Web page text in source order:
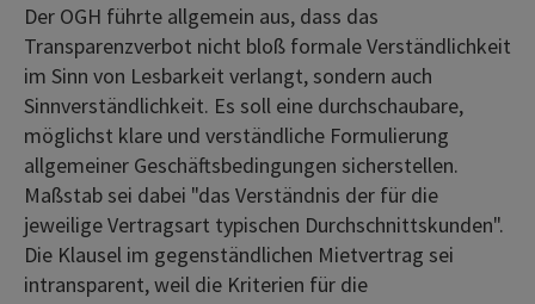
Der OGH führte allgemein aus, dass das
Transparenzverbot nicht bloß formale Verständlichkeit
im Sinn von Lesbarkeit verlangt, sondern auch
Sinnverständlichkeit. Es soll eine durchschaubare,
möglichst klare und verständliche Formulierung
allgemeiner Geschäftsbedingungen sicherstellen.
Maßstab sei dabei "das Verständnis der für die
jeweilige Vertragsart typischen Durchschnittskunden".
Die Klausel im gegenständlichen Mietvertrag sei
intransparent, weil die Kriterien für die